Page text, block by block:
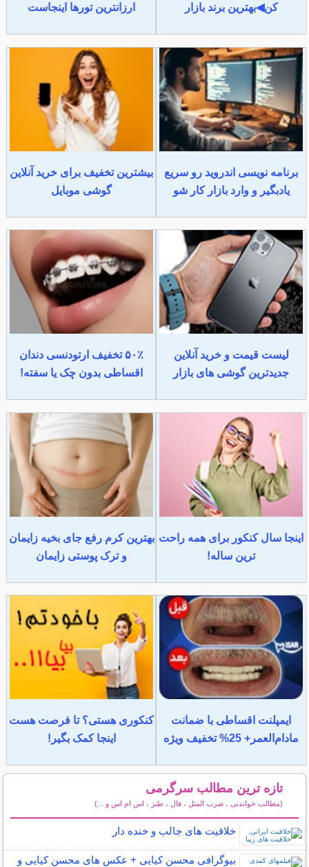
کن◀بهترین برند بازار
ارزانترین تورها اینجاست
برنامه نویسی اندروید رو سریع
یادبگیر و وارد بازار کار شو
بیشترین تخفیف برای خرید آنلاین
گوشی موبایل
لیست قیمت و خرید آنلاین
جدیدترین گوشی های بازار
۵۰٪ تخفیف ارتودنسی دندان
اقساطی بدون چک یا سفته!
اینجا سال کنکور برای همه راحت
ترین ساله!
بهترین کرم رفع جای بخیه زایمان
و ترک پوستی زایمان
ایمپلنت اقساطی با ضمانت
مادام‌العمر+ 25% تخفیف ویژه
کنکوری هستی؟ تا فرصت هست
اینجا کمک بگیر!
تازه ترین مطالب سرگرمی
(مطالب خواندنی ، ضرب المثل ، فال ، طنز ، اس ام اس و ...)
خلاقیت های جالب و خنده دار
بیوگرافی محسن کیایی + عکس های محسن کیایی و